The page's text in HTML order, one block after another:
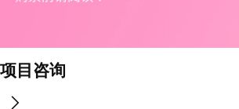
项目咨询